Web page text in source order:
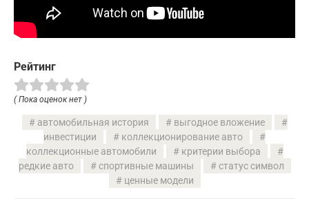
Рейтинг
( Пока оценок нет )
автомобильная история
выгодное вложение
инвестиции
коллекционирование авто
коллекционные автомобили
критерии выбора
редкие авто
спортивные машины
статус символ
ценные модели